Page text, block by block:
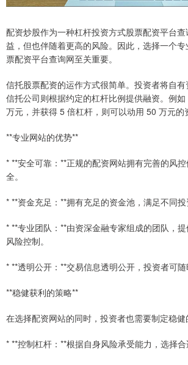
配资炒股作为一种杠杆投资方式股票配资平台
益，但也伴随着更高的风险。因此，选择一个
票配资平台查询网至关重要。
信托股票配资的运作方式很简单。投资者将自有
信托公司则根据约定的杠杆比例提供融资。例
万元，并获得 5 倍杠杆，则可以动用 50 万元的
**专业网站的优势**
* **安全可靠：**正规的配资网站拥有完善的风
全。
* **资金充足：**拥有充足的资金池，满足不同投
* **专业团队：**由资深金融专家组成的团队，
风险控制。
* **透明公开：**交易信息透明公开，投资者可随
**稳健获利的策略**
在选择配资网站的同时，投资者也需要制定稳健
* **控制杠杆：**根据自身风险承受能力，选择合